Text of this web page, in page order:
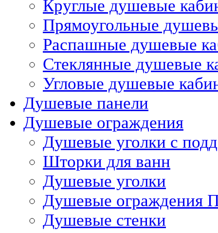
Круглые душевые
Прямоугольные
Распашные душевые
Стеклянные душевые
Угловые душевые
Душевые панели
Душевые ограждения
Душевые уголки с
Шторки для ванн
Душевые уголки
Душевые ограждения
Душевые стенки